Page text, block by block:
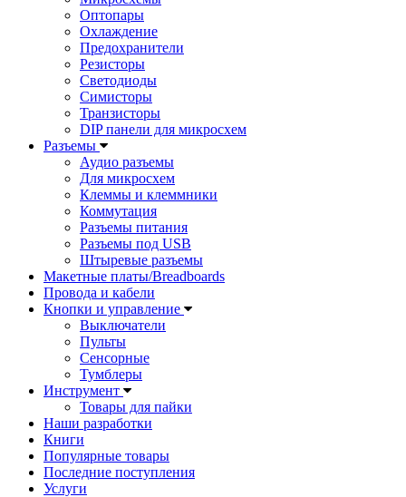
Оптопары
Охлаждение
Предохранители
Резисторы
Светодиоды
Симисторы
Транзисторы
DIP панели для микросхем
Разъемы
Аудио разъемы
Для микросхем
Клеммы и клеммники
Коммутация
Разъемы питания
Разъемы под USB
Штыревые разъемы
Макетные платы/Breadboards
Провода и кабели
Кнопки и управление
Выключатели
Пульты
Сенсорные
Тумблеры
Инструмент
Товары для пайки
Наши разработки
Книги
Популярные товары
Последние поступления
Услуги